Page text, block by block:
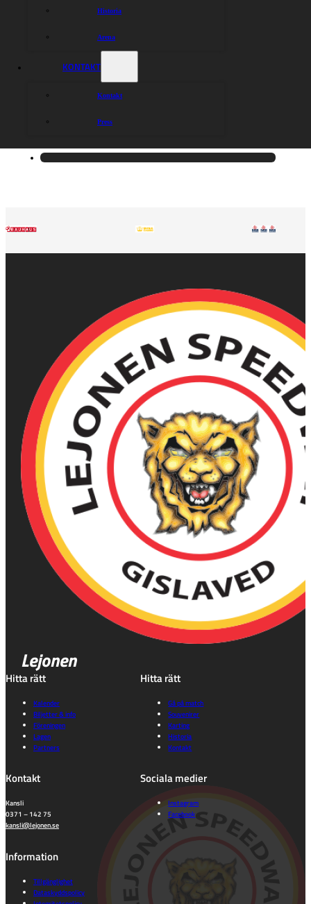
Historia
Arena
KONTAKT
Kontakt
Press
Lejonen
Hitta rätt
Kalender
Biljetter & info
Föreningen
Lagen
Partners
Hitta rätt
Gå på match
Souvenirer
Karting
Historia
Kontakt
Kontakt
Kansli
0371 – 142 75
kansli@lejonen.se
Sociala medier
Instagram
Facebook
Information
Tillgänglighet
Dataskyddspolicy